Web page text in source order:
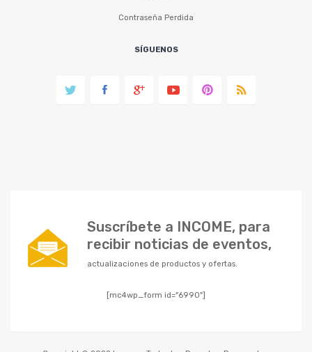
Contraseña Perdida
SÍGUENOS
Suscríbete a INCOME, para
recibir noticias de eventos,
actualizaciones de productos y ofertas.
[mc4wp_form id="6990"]